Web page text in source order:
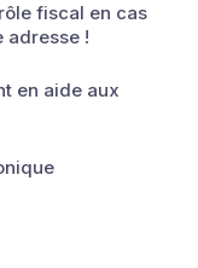
fiscal en cas
adresse !
en aide aux